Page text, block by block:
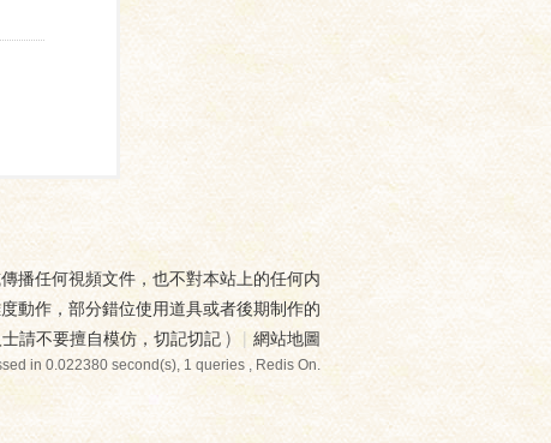
播任何視頻文件，也不對本站上的任何内
動作，部分錯位使用道具或者後期制作的
請不要擅自模仿，切記切記 ) | 網站地圖
in 0.022380 second(s), 1 queries , Redis On.